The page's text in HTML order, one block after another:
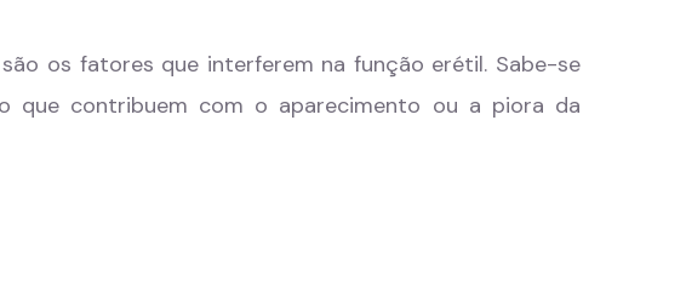
os fatores que interferem na função erétil. Sabe-se
que contribuem com o aparecimento ou a piora da